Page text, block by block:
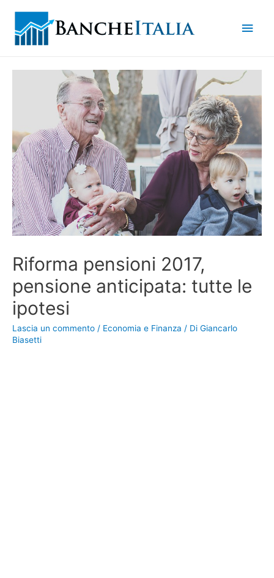
Riforma pensioni 2017,
pensione anticipata: tutte le
ipotesi
Lascia un commento / Economia e Finanza / Di Giancarlo
Biasetti